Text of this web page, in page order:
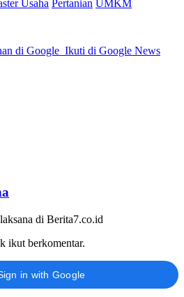
Usaha Pertanian UMKM
di Google Ikuti di Google News
di Berita7.co.id
ikut berkomentar.
in with Google